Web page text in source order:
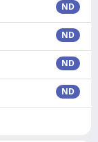
ND
ND
ND
ND